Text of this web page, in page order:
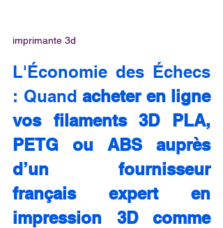
imprimante 3d
L'Économie des Échecs
: Quand acheter en ligne
vos filaments 3D PLA,
PETG ou ABS auprès
d’un fournisseur
français expert en
impression 3D comme